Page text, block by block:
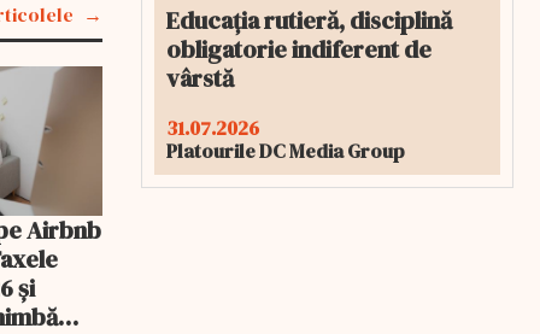
Airbnb
și
Educația rutieră, disciplină
obligatorie indiferent de
vârstă
31.07.2026
Platourile DC Media Group